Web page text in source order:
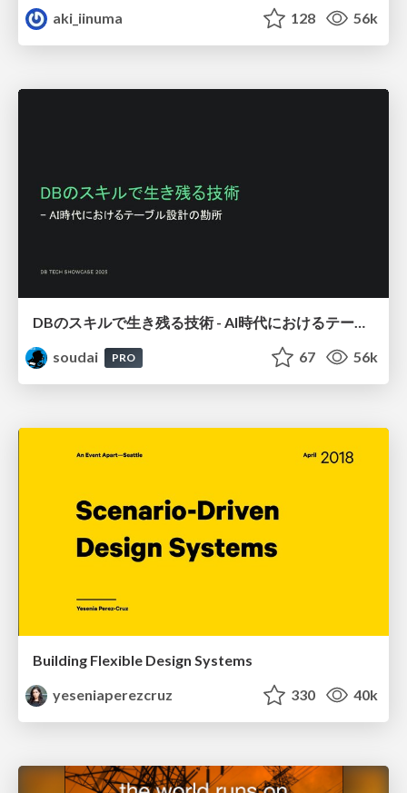
aki_iinuma
128 56k
DBのスキルで生き残る技術 - AI時代におけるテーブル設計の勘所
soudai
PRO 67 56k
Building Flexible Design Systems
yeseniaperezcruz
330 40k